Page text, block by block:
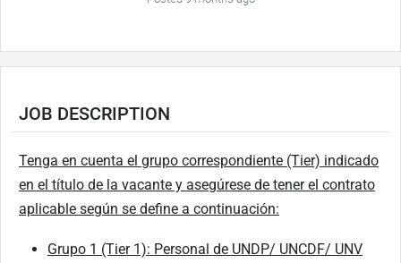
JOB DESCRIPTION
Tenga en cuenta el grupo correspondiente (Tier) indicado
en el título de la vacante y asegúrese de tener el contrato
aplicable según se define a continuación:
Grupo 1 (Tier 1): Personal de UNDP/ UNCDF/ UNV